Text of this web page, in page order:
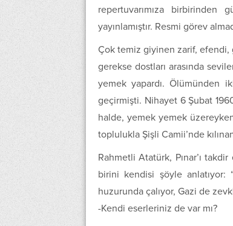
repertuvarımıza
yayınlamıştır. Resmi görev
Çok temiz giyinen zarif, efendi,
gerekse dostları arasında
yemek yapardı. Ölümünden
geçirmişti. Nihayet 6 Şubat
halde, yemek yemek
toplulukla Şişli Camii’nde
Rahmetli Atatürk, Pınar’ı
birini kendisi şöyle anlatıyor:
huzurunda çalıyor, Gazi de
-Kendi eserleriniz de var mı?